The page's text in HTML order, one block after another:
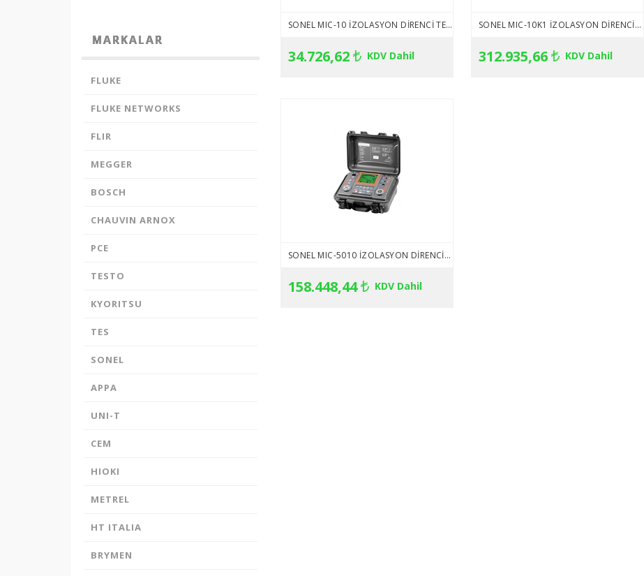
kartı güvenliğini sağlamaktadır.
SONEL MIC-10 İZOLASYON DIRENCI TEST CIHAZI
34.726,62 KDV Dahil
SONEL MIC-10K1 İZOLASYON DIRENCI TEST CIHAZI
312.935,66 KDV Dahil
SONEL MIC-5010 İZOLASYON DIRENCI TEST CIHAZI
158.448,44 KDV Dahil
MARKALAR
FLUKE
FLUKE NETWORKS
FLIR
MEGGER
BOSCH
CHAUVIN ARNOX
PCE
TESTO
KYORITSU
TES
SONEL
APPA
UNI-T
CEM
HIOKI
METREL
HT ITALIA
BRYMEN